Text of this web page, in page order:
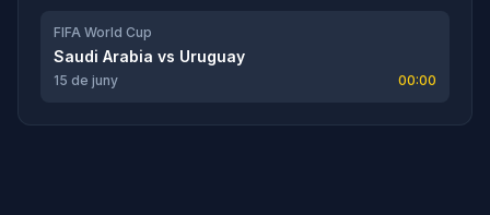
FIFA World Cup
Saudi Arabia vs Uruguay
15 de juny 00:00